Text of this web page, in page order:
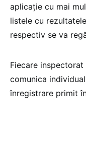
aplicație cu mai
listele cu
respectiv se va
Fiecare
comunica
înregistrare primit